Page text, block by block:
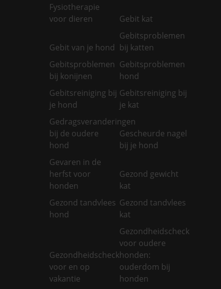
Fysiotherapie
voor dieren
Gebit kat
Gebit van je hond
Gebitsproblemen
bij katten
Gebitsproblemen
bij konijnen
Gebitsproblemen
hond
Gebitsreiniging bij
je hond
Gebitsreiniging bij
je kat
Gedragsveranderingen
bij de oudere
hond
Gescheurde nagel
bij je hond
Gevaren in de
herfst voor
honden
Gezond gewicht
kat
Gezond tandvlees
hond
Gezond tandvlees
kat
Gezondheidscheck
voor en op
vakantie
Gezondheidscheck
voor oudere
honden:
ouderdom bij
honden